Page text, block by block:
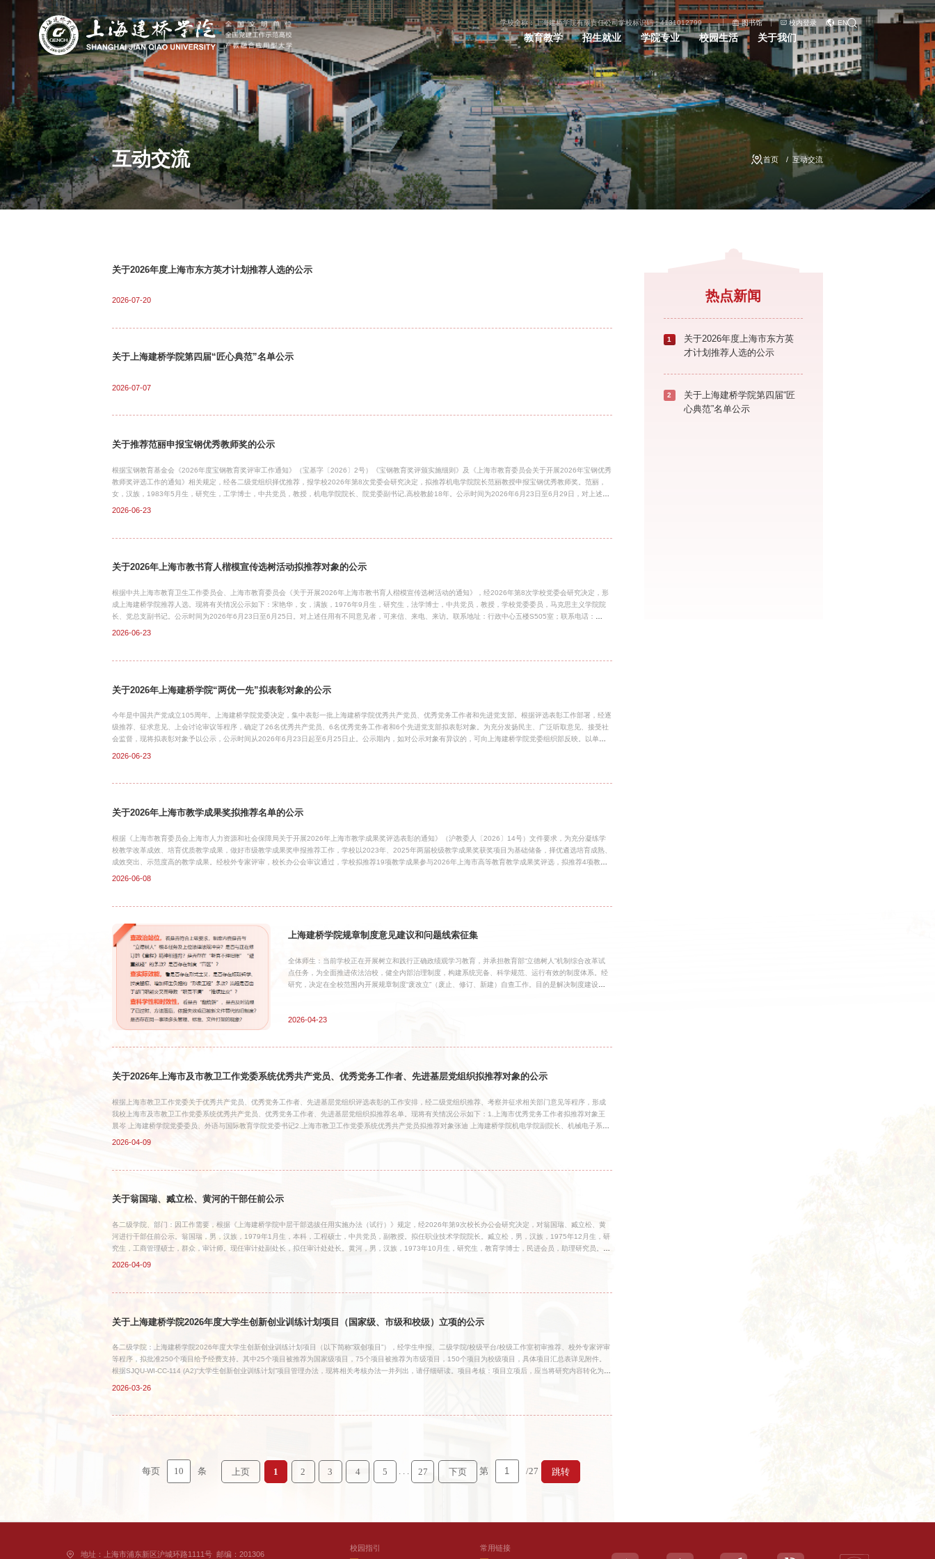
学校全称：上海建桥学院有限责任公司学校标识码：4131012799 图书馆 校内登录 EN
教育教学 招生就业 学院专业 校园生活 关于我们
互动交流 首页 互动交流
关于2026年度上海市东方英才计划推荐人选的公示
2026-07-20
关于上海建桥学院第四届“匠心典范”名单公示
2026-07-07
关于推荐范丽申报宝钢优秀教师奖的公示
根据宝钢教育基金会《2026年度宝钢教育奖评审工作通知》（宝基字〔2026〕2号）《宝钢教育奖评颁实施细则》及《上海市教育委员会关于开展2026年宝钢优秀
教师奖评选工作的通知》相关规定，经各二级党组织择优推荐，报学校2026年第8次党委会研究决定，拟推荐机电学院院长范丽教授申报宝钢优秀教师奖。范丽，
女，汉族，1983年5月生，研究生，工学博士，中共党员，教授，机电学院院长、院党委副书记,高校教龄18年。公示时间为2026年6月23日至6月29日，对上述推
2026-06-23
关于2026年上海市教书育人楷模宣传选树活动拟推荐对象的公示
根据中共上海市教育卫生工作委员会、上海市教育委员会《关于开展2026年上海市教书育人楷模宣传选树活动的通知》，经2026年第8次学校党委会研究决定，形
成上海建桥学院推荐人选。现将有关情况公示如下：宋艳华，女，满族，1976年9月生，研究生，法学博士，中共党员，教授，学校党委委员，马克思主义学院院
长、党总支副书记。公示时间为2026年6月23日至6月25日。对上述任用有不同意见者，可来信、来电、来访。联系地址：行政中心五楼S505室；联系电话：
2026-06-23
关于2026年上海建桥学院“两优一先”拟表彰对象的公示
今年是中国共产党成立105周年。上海建桥学院党委决定，集中表彰一批上海建桥学院优秀共产党员、优秀党务工作者和先进党支部。根据评选表彰工作部署，经逐
级推荐、征求意见、上会讨论审议等程序，确定了26名优秀共产党员、6名优秀党务工作者和6个先进党支部拟表彰对象。为充分发扬民主、广泛听取意见、接受社
会监督，现将拟表彰对象予以公示，公示时间从2026年6月23日起至6月25日止。公示期内，如对公示对象有异议的，可向上海建桥学院党委组织部反映。以单位
2026-06-23
关于2026年上海市教学成果奖拟推荐名单的公示
根据《上海市教育委员会上海市人力资源和社会保障局关于开展2026年上海市教学成果奖评选表彰的通知》（沪教委人〔2026〕14号）文件要求，为充分凝练学
校教学改革成效、培育优质教学成果，做好市级教学成果奖申报推荐工作，学校以2023年、2025年两届校级教学成果奖获奖项目为基础储备，择优遴选培育成熟、
成效突出、示范度高的教学成果。经校外专家评审，校长办公会审议通过，学校拟推荐19项教学成果参与2026年上海市高等教育教学成果奖评选，拟推荐4项教学
求，正式上报推荐项目。 附件：1.2026年上海市高等教育教学成果奖拟推荐项目名单
2026-06-08
上海建桥学院规章制度意见建议和问题线索征集
全体师生：当前学校正在开展树立和践行正确政绩观学习教育，并承担教育部“立德树人”机制综合改革试
点任务，为全面推进依法治校，健全内部治理制度，构建系统完备、科学规范、运行有效的制度体系。经
研究，决定在全校范围内开展规章制度“废改立”（废止、修订、新建）自查工作。目的是解决制度建设中
定、运行、使用过程中的各类意见建议，欢迎大家积极参与。
2026-04-23
关于2026年上海市及市教卫工作党委系统优秀共产党员、优秀党务工作者、先进基层党组织拟推荐对象的公示
根据上海市教卫工作党委关于优秀共产党员、优秀党务工作者、先进基层党组织评选表彰的工作安排，经二级党组织推荐、考察并征求相关部门意见等程序，形成
我校上海市及市教卫工作党委系统优秀共产党员、优秀党务工作者、先进基层党组织拟推荐名单。现将有关情况公示如下：1.上海市优秀党务工作者拟推荐对象王
晨岑 上海建桥学院党委委员、外语与国际教育学院党委书记2.上海市教卫工作党委系统优秀共产党员拟推荐对象张迪 上海建桥学院机电学院副院长、机械电子系教
箱：17054@gench.edu.cn中共上海建桥学院委员会组织部2026年4月9日
2026-04-09
关于翁国瑞、臧立松、黄河的干部任前公示
各二级学院、部门：因工作需要，根据《上海建桥学院中层干部选拔任用实施办法（试行）》规定，经2026年第9次校长办公会研究决定，对翁国瑞、臧立松、黄
河进行干部任前公示。翁国瑞，男，汉族，1979年1月生，本科，工程硕士，中共党员，副教授。拟任职业技术学院院长。臧立松，男，汉族，1975年12月生，研
究生，工商管理硕士，群众，审计师。现任审计处副处长，拟任审计处处长。黄河，男，汉族，1973年10月生，研究生，教育学博士，民进会员，助理研究员。现
2026-04-09
关于上海建桥学院2026年度大学生创新创业训练计划项目（国家级、市级和校级）立项的公示
各二级学院：上海建桥学院2026年度大学生创新创业训练计划项目（以下简称“双创项目”），经学生申报、二级学院/校级平台/校级工作室初审推荐、校外专家评审
等程序，拟批准250个项目给予经费支持。其中25个项目被推荐为国家级项目，75个项目被推荐为市级项目，150个项目为校级项目，具体项目汇总表详见附件。
根据SJQU-WI-CC-114 (A2)“大学生创新创业训练计划”项目管理办法，现将相关考核办法一并列出，请仔细研读。项目考核：项目立项后，应当将研究内容转化为竞
实用新型专利、软件著作权等知识产权累计2项。（3）竞赛获奖。项目参加上海建桥学院重点支持的学科竞赛
2026-03-26
每页 10 条 上页 1 2 3 4 5 . . . 27 下页 第 /27 跳转
热点新闻
1
关于2026年度上海市东方英
才计划推荐人选的公示
2
关于上海建桥学院第四届“匠
心典范”名单公示
地址：上海市浦东新区沪城环路1111号 邮编：201306
校园指引 常用链接